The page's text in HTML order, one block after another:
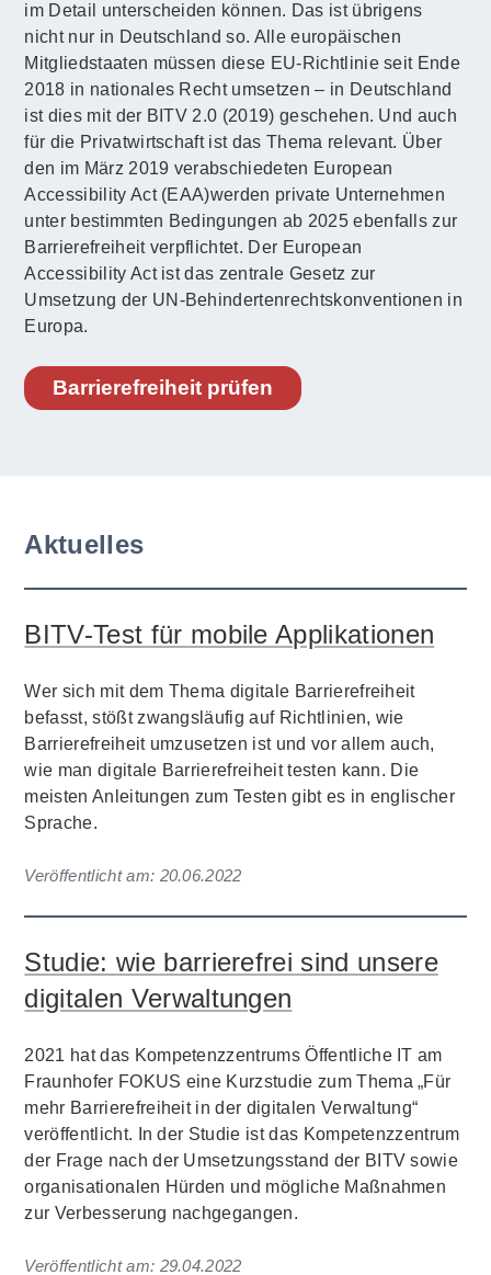
im Detail unterscheiden können. Das ist übrigens
nicht nur in Deutschland so. Alle europäischen
Mitgliedstaaten müssen diese EU-Richtlinie seit Ende
2018 in nationales Recht umsetzen – in Deutschland
ist dies mit der BITV 2.0 (2019) geschehen. Und auch
für die Privatwirtschaft ist das Thema relevant. Über
den im März 2019 verabschiedeten European
Accessibility Act (EAA)werden private Unternehmen
unter bestimmten Bedingungen ab 2025 ebenfalls zur
Barrierefreiheit verpflichtet. Der European
Accessibility Act ist das zentrale Gesetz zur
Umsetzung der UN-Behindertenrechtskonventionen in
Europa.
Barrierefreiheit prüfen
Aktuelles
BITV-Test für mobile Applikationen
Wer sich mit dem Thema digitale Barrierefreiheit
befasst, stößt zwangsläufig auf Richtlinien, wie
Barrierefreiheit umzusetzen ist und vor allem auch,
wie man digitale Barrierefreiheit testen kann. Die
meisten Anleitungen zum Testen gibt es in englischer
Sprache.
Veröffentlicht am: 20.06.2022
Studie: wie barrierefrei sind unsere
digitalen Verwaltungen
2021 hat das Kompetenzzentrums Öffentliche IT am
Fraunhofer FOKUS eine Kurzstudie zum Thema „Für
mehr Barrierefreiheit in der digitalen Verwaltung“
veröffentlicht. In der Studie ist das Kompetenzzentrum
der Frage nach der Umsetzungsstand der BITV sowie
organisationalen Hürden und mögliche Maßnahmen
zur Verbesserung nachgegangen.
Veröffentlicht am: 29.04.2022